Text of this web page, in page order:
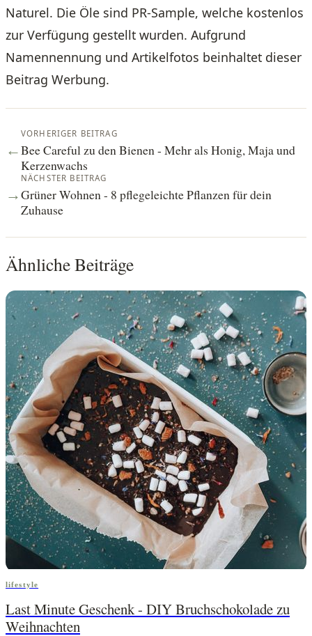
Naturel. Die Öle sind PR-Sample, welche kostenlos
zur Verfügung gestellt wurden. Aufgrund
Namennennung und Artikelfotos beinhaltet dieser
Beitrag Werbung.
←
VORHERIGER BEITRAG
Bee Careful zu den Bienen - Mehr als Honig, Maja und
Kerzenwachs
NÄCHSTER BEITRAG
Grüner Wohnen - 8 pflegeleichte Pflanzen für dein
Zuhause
→
Ähnliche Beiträge
lifestyle
Last Minute Geschenk - DIY Bruchschokolade zu
Weihnachten